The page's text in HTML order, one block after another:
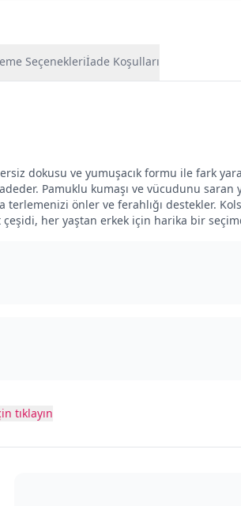
Seçenekleriİade Koşulları
dokusu ve yumuşacık formu ile fark
Pamuklu kumaşı ve vücudunu saran
terlemenizi önler ve ferahlığı destekler.
her yaştan erkek için harika bir
tıklayın